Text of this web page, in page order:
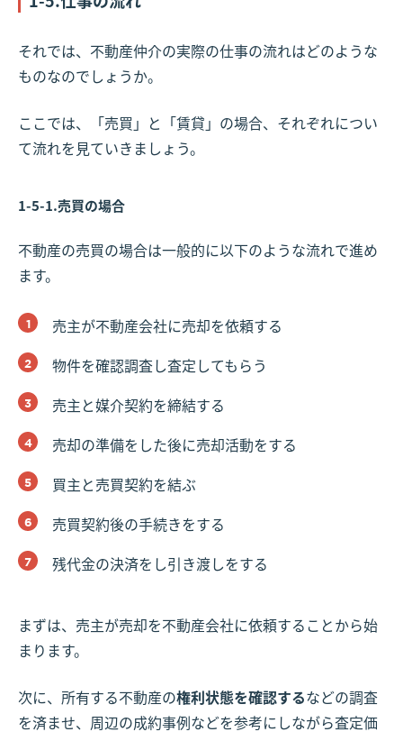
それでは、不動産仲介の実際の仕事の流れはどのような
ものなのでしょうか。
ここでは、「売買」と「賃貸」の場合、それぞれについ
て流れを見ていきましょう。
1-5-1.売買の場合
不動産の売買の場合は一般的に以下のような流れで進め
ます。
売主が不動産会社に売却を依頼する
物件を確認調査し査定してもらう
売主と媒介契約を締結する
売却の準備をした後に売却活動をする
買主と売買契約を結ぶ
売買契約後の手続きをする
残代金の決済をし引き渡しをする
まずは、売主が売却を不動産会社に依頼することから始
まります。
次に、所有する不動産の権利状態を確認するなどの調査
を済ませ、周辺の成約事例などを参考にしながら査定価